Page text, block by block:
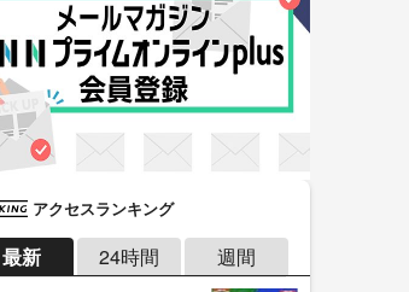
アクセスランキング
最新 24時間 週間